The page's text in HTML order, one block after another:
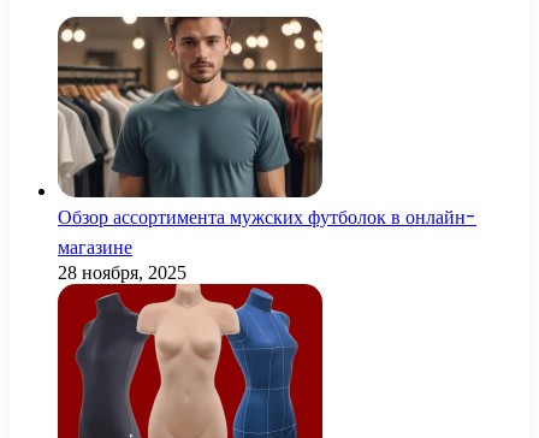
Обзор ассортимента мужских футболок в онлайн-
магазине
28 ноября, 2025